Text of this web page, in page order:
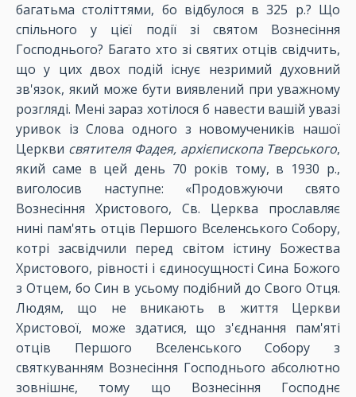
багатьма століттями, бо відбулося в 325 р.? Що
спільного у цієї події зі святом Вознесіння
Господнього? Багато хто зі святих отців свідчить,
що у цих двох подій існує незримий духовний
зв'язок, який може бути виявлений ​​при уважному
розгляді. Мені зараз хотілося б навести вашій увазі
уривок із Слова одного з новомучеників нашої
Церкви святителя Фадея, архієпископа Тверського,
який саме в цей день 70 років тому, в 1930 р.,
виголосив наступне: «Продовжуючи свято
Вознесіння Христового, Св. Церква прославляє
нині пам'ять отців Першого Вселенського Собору,
котрі засвідчили перед світом істину Божества
Христового, рівності і єдиносущності Сина Божого
з Отцем, бо Син в усьому подібний до Свого Отця.
Людям, що не вникають в життя Церкви
Христової, може здатися, що з'єднання пам'яті
отців Першого Вселенського Собору з
святкуванням Вознесіння Господнього абсолютно
зовнішнє, тому що Вознесіння Господнє